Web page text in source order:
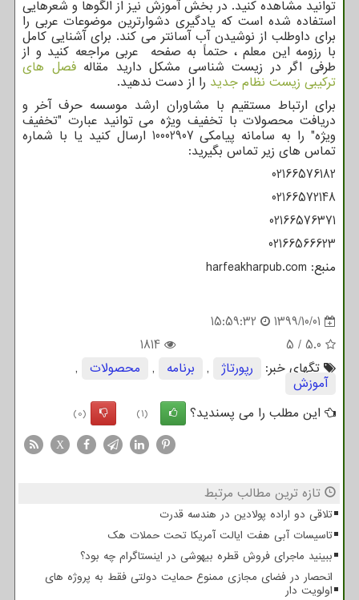
توانید مشاهده کنید. در بخش آموزش نیز از الگوها و شعرهایی
استفاده شده است که یادگیری دشوارترین موضوعات عربی را
برای داوطلب از نوشیدن آب آسانتر می کند. برای آشنایی کامل
با رزومه این معلم ، حتماً به صفحه عربی مراجعه کنید و از
طرفی اگر در زیست شناسی مشکل دارید مقالهفصل های
ترکیبی زیست نظام جدید را از دست ندهید.
برای ارتباط مستقیم با مشاوران ارشد موسسه حرف آخر و
دریافت محصولات با تخفیف ویژه می توانید عبارت "تخفیف
ویژه" را به سامانه پیامکی 10002907 ارسال کنید یا با شماره
تماس های زیر تماس بگیرید:
02166576182
02166572148
02166576371
02166566623
منبع: harfeakharpub.com
1399/10/01
15:59:32
5.0
/
5
1814
تگهای خبر:
رپورتاژ , برنامه , محصولات ,
آموزش
این مطلب را می پسندید؟
(1)
(0)
X
تازه ترین مطالب مرتبط
تلاقی دو اراده پولادین در هندسه قدرت
تاسیسات آبی هفت ایالت آمریکا تحت حملات هک
ببینید ماجرای فروش قطره بیهوشی در اینستاگرام چه بود؟
انحصار در فضای مجازی ممنوع حمایت دولتی فقط به پروژه های
اولویت دار